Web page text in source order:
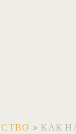
> КАК